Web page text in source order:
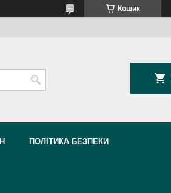
Кошик
ПОЛІТИКА БЕЗПЕКИ